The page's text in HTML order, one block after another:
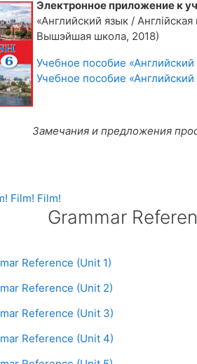
Электронное приложение к
«Английский язык /
Вышэйшая школа, 2018)
Учебное пособие
Учебное пособие
Замечания и предложения
Film! Film!
Grammar
Reference
Reference (Unit 1)Гиперссылка
Reference (Unit 2)Гиперссылка
Reference (Unit 3)Гиперссылка
Reference (Unit 4)Гиперссылка
Гиперссылка